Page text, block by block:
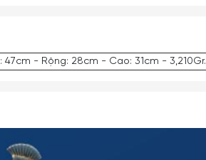
47cm - Rộng: 28cm - Cao: 31cm - 3,210Gr.